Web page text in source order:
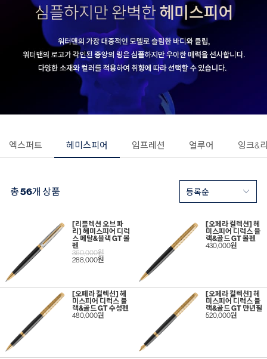
엑스퍼트 헤미스피어 임프레션 얼루어 잉크&
총56개 상품
[리플렉션 오브 파
리] 헤미스피어 디럭
스 메탈&블랙 GT 볼
펜
360,000원
288,000원
[오페라 컬렉션] 헤
미스피어 디럭스 블
랙&골드 GT 볼펜
430,000원
[오페라 컬렉션] 헤
미스피어 디럭스 블
랙&골드 GT 수성펜
480,000원
[오페라 컬렉션] 헤
미스피어 디럭스 블
랙&골드 GT 만년필
520,000원